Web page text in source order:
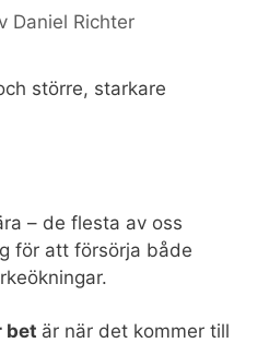
Daniel Richter
större, starkare
– de flesta av oss
för att försörja både
bet är när det kommer till